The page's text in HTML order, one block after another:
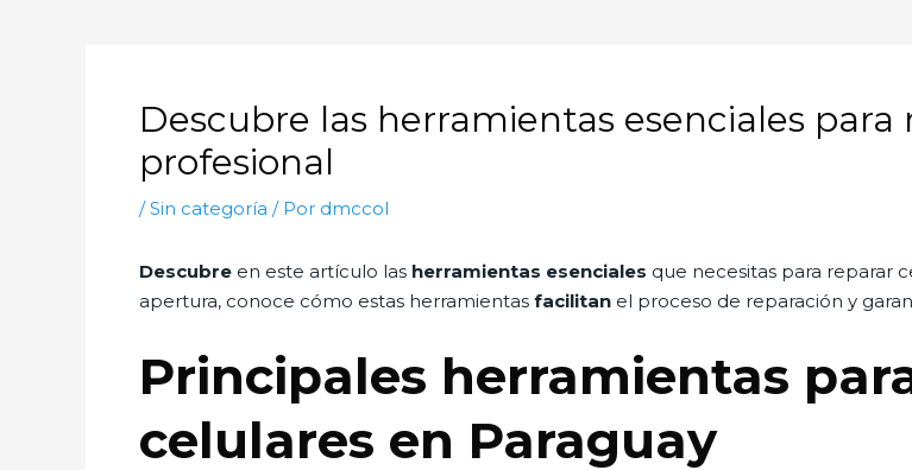
Descubre las herramientas esenciales
profesional
/Sin categoría / Por dmccol
Descubre en este artículo las herramientas esenciales que necesitas para reparar
apertura, conoce cómo estas herramientas facilitan el proceso de reparación y
Principales herramientas
celulares en Paraguay